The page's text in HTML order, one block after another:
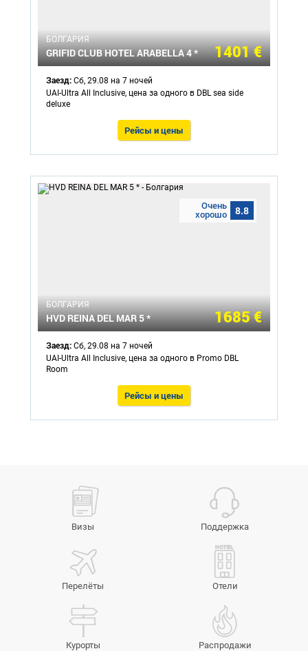
БОЛГАРИЯ
GRIFID CLUB HOTEL ARABELLA 4 * 1401 €
Заезд: Сб, 29.08 на 7 ночей
UAI-Ultra All Inclusive, цена за одного в DBL sea side
deluxe
Рейсы и цены
Очень
хорошо 8.8
БОЛГАРИЯ
HVD REINA DEL MAR 5 * 1685 €
Заезд: Сб, 29.08 на 7 ночей
UAI-Ultra All Inclusive, цена за одного в Promo DBL
Room
Рейсы и цены
Визы Поддержка
Перелёты Отели
Курорты Распродажи